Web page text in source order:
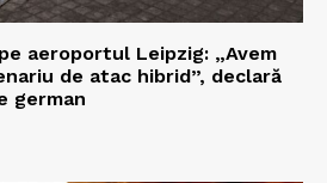
aeroportul Leipzig: „Avem
de atac hibrid”, declară
german